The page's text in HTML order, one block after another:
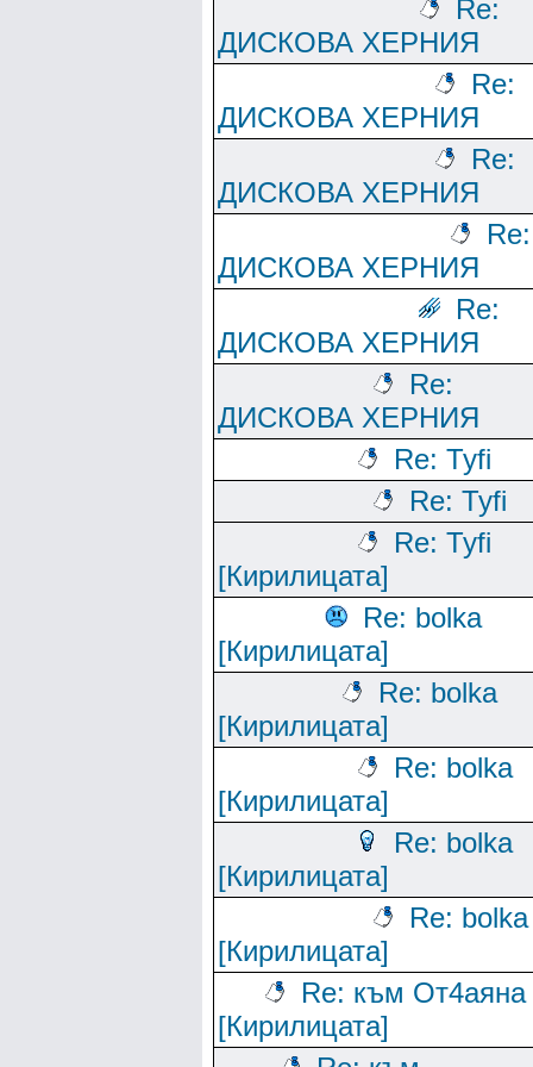
Re:
ДИСКОВА ХЕРНИЯ
Re:
ДИСКОВА ХЕРНИЯ
Re:
ДИСКОВА ХЕРНИЯ
Re:
ДИСКОВА ХЕРНИЯ
Re:
ДИСКОВА ХЕРНИЯ
Re:
ДИСКОВА ХЕРНИЯ
Re: Tyfi
Re: Tyfi
Re: Tyfi
[Кирилицата]
Re: bolka
[Кирилицата]
Re: bolka
[Кирилицата]
Re: bolka
[Кирилицата]
Re: bolka
[Кирилицата]
Re: bolka
[Кирилицата]
Re: към От4аяна
[Кирилицата]